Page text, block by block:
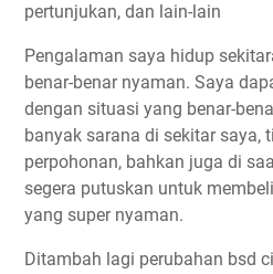
pertunjukan, dan lain-lain
Pengalaman saya hidup
benar-benar nyaman. Saya
dengan situasi yang benar-
banyak sarana di sekitar saya,
perpohonan, bahkan juga di
segera putuskan untuk
yang super nyaman.
Ditambah lagi perubahan bsd